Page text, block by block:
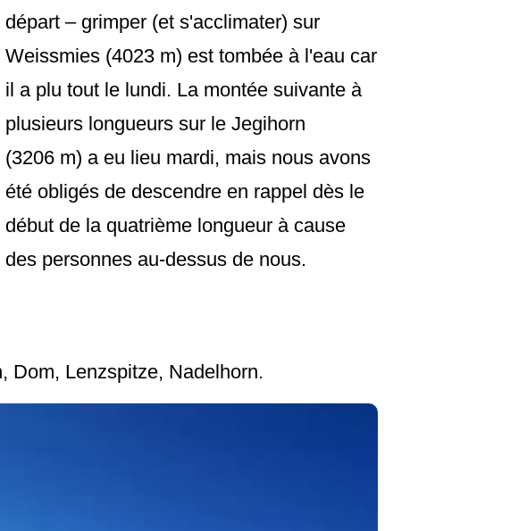
départ – grimper (et s'acclimater) sur
Weissmies (4023 m) est tombée à l'eau car
il a plu tout le lundi. La montée suivante à
plusieurs longueurs sur le Jegihorn
(3206 m) a eu lieu mardi, mais nous avons
été obligés de descendre en rappel dès le
début de la quatrième longueur à cause
des personnes au-dessus de nous.
Dom, Lenzspitze, Nadelhorn.